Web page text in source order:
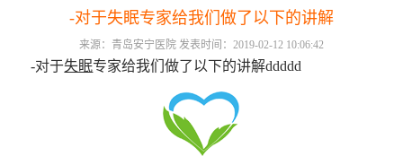
-对于失眠专家给我们做了以下的讲解
来源：青岛安宁医院 发表时间：2019-02-12 10:06:42
-对于失眠专家给我们做了以下的讲解ddddd